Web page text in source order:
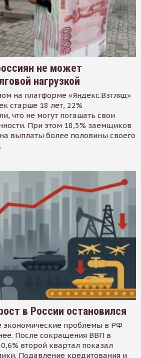
не может
нагрузкой
на платформе «Яндекс.Взгляд»
старше 18 лет, 22%
что не могут погашать свои
При этом 18,5% заемщиков
выплаты более половины своего
в России остановился
экономические проблемы в РФ
После сокращения ВВП в
второй квартал показал
Подавление кредитования и